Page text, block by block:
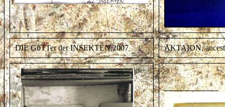
DIE GöTTer der INSEKTEN,2007 AKTAION,